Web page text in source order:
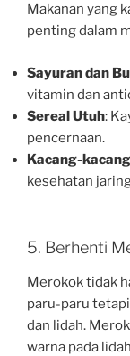
Makanan yang
penting dalam
Sayuran dan
vitamin dan
Sereal Utuh:
pencernaan.
Kacang-
kesehatan
5. Berhenti
Merokok tidak
paru-paru
dan lidah.
warna pada